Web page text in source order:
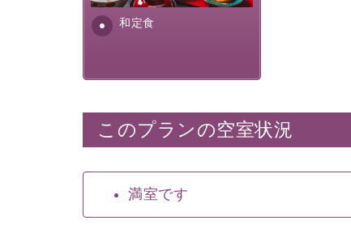
和定食
安全を心掛けた長野県産...
このプランの空室状況
満室です